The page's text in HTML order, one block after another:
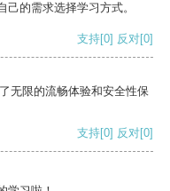
的需求选择学习方式。
支持[0] 反对[0]
无限的流畅体验和安全性保
支持[0] 反对[0]